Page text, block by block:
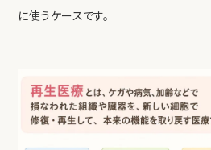
に使うケースです。